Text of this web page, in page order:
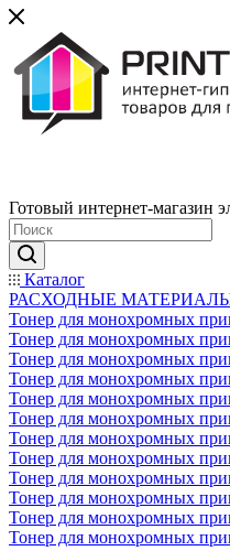
Готовый интернет-магазин
Каталог
РАСХОДНЫЕ
Тонер для монохромных
Тонер для монохромных
Тонер для монохромных
Тонер для монохромных
Тонер для монохромных
Тонер для монохромных
Тонер для монохромных
Тонер для монохромных
Тонер для монохромных
Тонер для монохромных
Тонер для монохромных
Тонер для монохромных